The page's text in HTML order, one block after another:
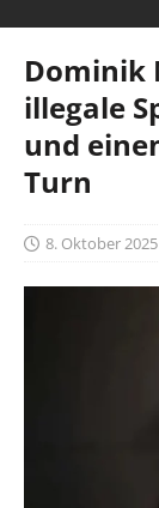
Dominik
illegale
und
Turn
8. Oktober 2025